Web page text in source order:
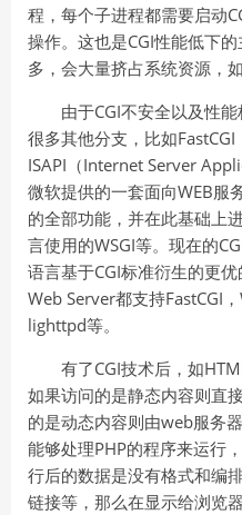
程，每个子进程都需要启动
操作。这也是CGI性能低下
多，会大量挤占系统资源，如
由于CGI不安全以及性
很多其他分支，比如
ISAPI（Internet Server
微软提供的一套面向WEB服
的全部功能，并在此基础上
言使用的WSGI等。现在的
语言基于CGI标准衍生的更
Web Server都支持FastCGI
lighttpd等。
有了CGI技术后，如
如果访问的是静态内容则直
的是动态内容则由web服务
能够处理PHP的程序来运行
行后的数据是没有格式和编
链接等，那么在显示给浏览